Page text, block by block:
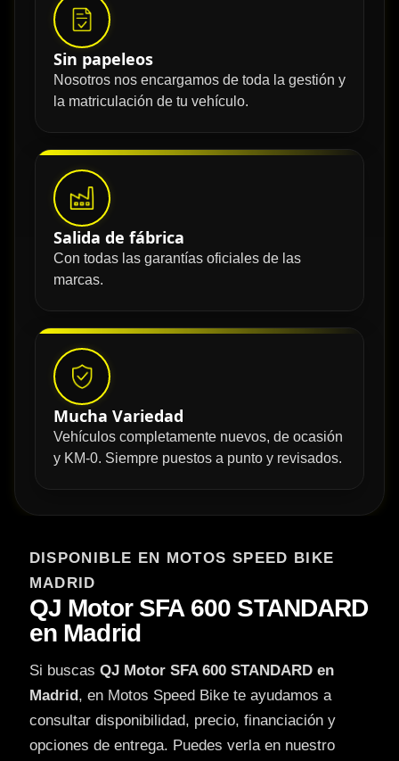
Sin papeleos
Nosotros nos encargamos de toda la gestión y
la matriculación de tu vehículo.
Salida de fábrica
Con todas las garantías oficiales de las
marcas.
Mucha Variedad
Vehículos completamente nuevos, de ocasión
y KM-0. Siempre puestos a punto y revisados.
DISPONIBLE EN MOTOS SPEED BIKE
MADRID
QJ Motor SFA 600 STANDARD
en Madrid
Si buscas QJ Motor SFA 600 STANDARD en
Madrid , en Motos Speed Bike te ayudamos a
consultar disponibilidad, precio, financiación y
opciones de entrega. Puedes verla en nuestro